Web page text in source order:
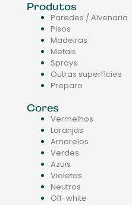
Produtos
Paredes / Alvenaria
Pisos
Madeiras
Metais
Sprays
Outras superfícies
Preparo
Cores
Vermelhos
Laranjas
Amarelos
Verdes
Azuis
Violetas
Neutros
Off-white